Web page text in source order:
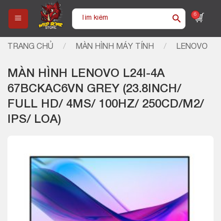
content
Tìm
6
TRANG CHỦ / MÀN HÌNH MÁY TÍNH / LENOVO
MÀN HÌNH LENOVO L24I-4A
67BCKAC6VN GREY (23.8INCH/
FULL HD/ 4MS/ 100HZ/ 250CD/M2/
IPS/ LOA)